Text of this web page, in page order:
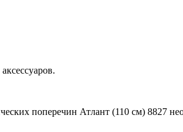
поперечин Атлант (110 см) 8827